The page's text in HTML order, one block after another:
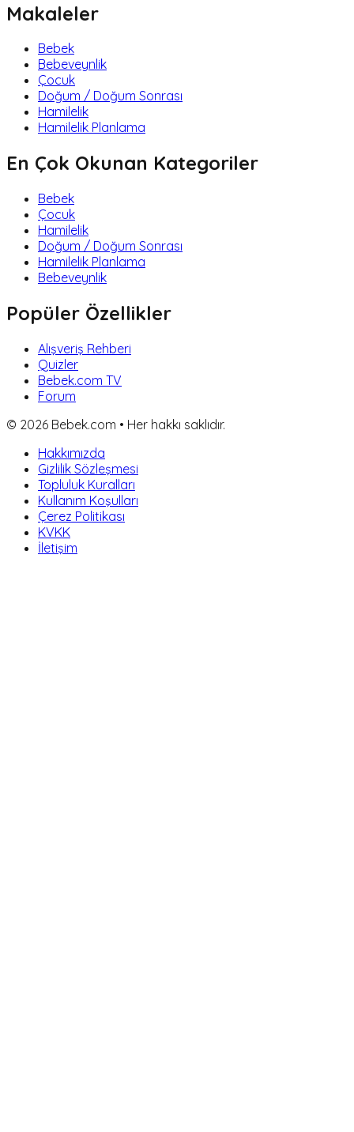
Makaleler
Bebek
Bebeveynlik
Çocuk
Doğum / Doğum Sonrası
Hamilelik
Hamilelik Planlama
En Çok Okunan Kategoriler
Bebek
Çocuk
Hamilelik
Doğum / Doğum Sonrası
Hamilelik Planlama
Bebeveynlik
Popüler Özellikler
Alışveriş Rehberi
Quizler
Bebek.com TV
Forum
© 2026 Bebek.com • Her hakkı saklıdır.
Hakkımızda
Gizlilik Sözleşmesi
Topluluk Kuralları
Kullanım Koşulları
Çerez Politikası
KVKK
İletişim